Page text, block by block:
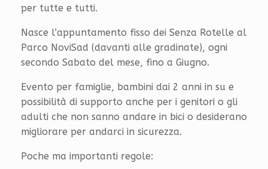
per tutte e tutti.
Nasce l’appuntamento fisso dei Senza Rotelle al
Parco NoviSad (davanti alle gradinate), ogni
secondo Sabato del mese, fino a Giugno.
Evento per famiglie, bambini dai 2 anni in su e
possibilità di supporto anche per i genitori o gli
adulti che non sanno andare in bici o desiderano
migliorare per andarci in sicurezza.
Poche ma importanti regole: